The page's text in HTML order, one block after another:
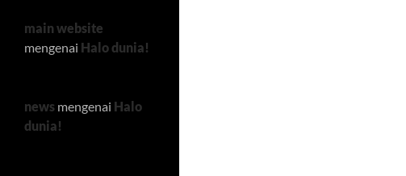
main website
mengenai Halo dunia!
news mengenai Halo
dunia!